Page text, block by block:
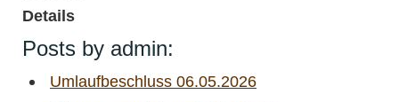
Details
Posts by admin:
Umlaufbeschluss 06.05.2026